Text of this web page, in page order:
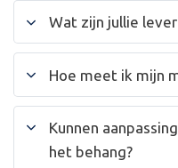
Wat zijn jullie
Hoe meet ik mijn
Kunnen
het behang?